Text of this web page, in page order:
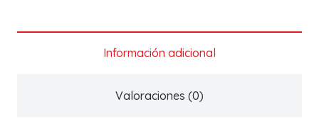
cantidad
Información adicional
Valoraciones (0)